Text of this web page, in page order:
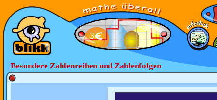
Besondere Zahlenreihen und Zahlenfolgen